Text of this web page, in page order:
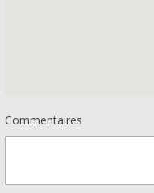
Commentaires